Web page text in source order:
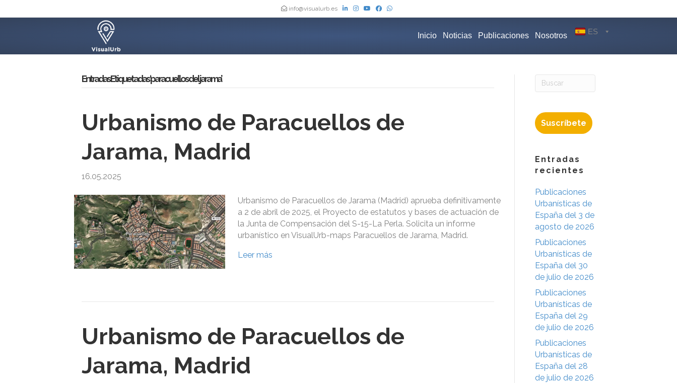
info@visualurb.es
Inicio Noticias Publicaciones Nosotros ES
Entradas Etiquetadas ‘paracuellos del jarama’
Urbanismo de Paracuellos de
Jarama, Madrid
16.05.2025
Urbanismo de Paracuellos de Jarama (Madrid) aprueba definitivamente
a 2 de abril de 2025, el Proyecto de estatutos y bases de actuación de
la Junta de Compensación del S-15-La Perla. Solicita un informe
urbanístico en VisualUrb-maps Paracuellos de Jarama, Madrid.
Leer más
Urbanismo de Paracuellos de
Jarama, Madrid
Suscríbete
Entradas
recientes
Publicaciones
Urbanísticas de
España del 3 de
agosto de 2026
Publicaciones
Urbanísticas de
España del 30
de julio de 2026
Publicaciones
Urbanísticas de
España del 29
de julio de 2026
Publicaciones
Urbanísticas de
España del 28
de julio de 2026